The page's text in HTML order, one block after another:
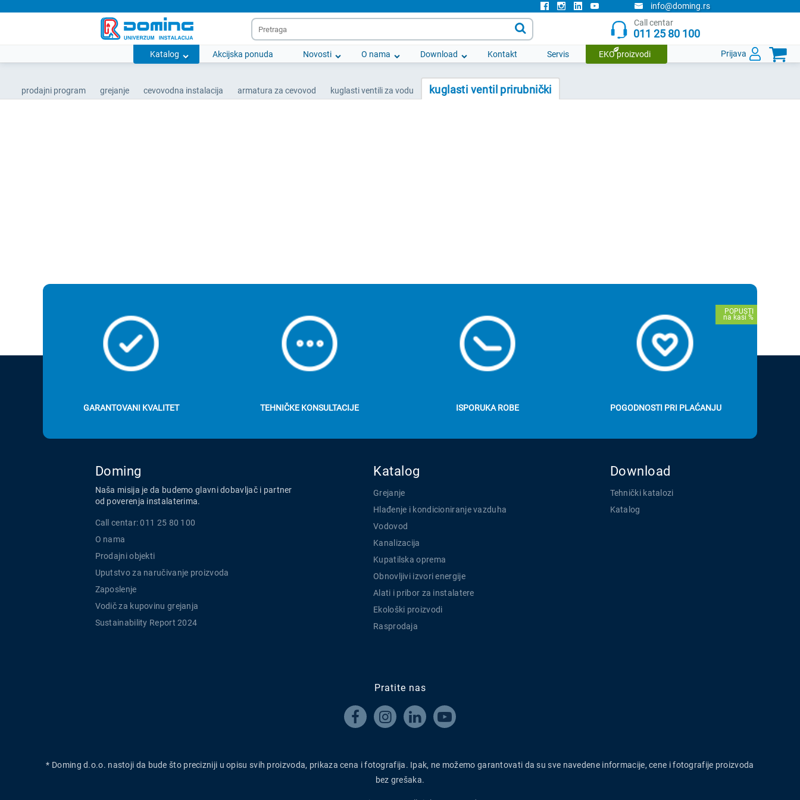
info@doming.rs
Call centar
011 25 80 100
Katalog Akcijska ponuda Novosti O nama Download Kontakt Servis EKO proizvodi Prijava 

prodajni program grejanje cevovodna instalacija armatura za cevovod kuglasti ventili za vodu kuglasti ventil prirubnički
GARANTOVANI KVALITET TEHNIČKE KONSULTACIJE ISPORUKA ROBE POGODNOSTI PRI PLAĆANJU
Doming
Naša misija je da budemo glavni dobavljač i partner
od poverenja instalaterima.
Call centar: 011 25 80 100
O nama
Prodajni objekti
Uputstvo za naručivanje proizvoda
Zaposlenje
Vodič za kupovinu grejanja
Sustainability Report 2024
Katalog
Grejanje
Hlađenje i kondicioniranje vazduha
Vodovod
Kanalizacija
Kupatilska oprema
Obnovljivi izvori energije
Alati i pribor za instalatere
Ekološki proizvodi
Rasprodaja
Download
Tehnički katalozi
Katalog
Pratite nas
   
* Doming d.o.o. nastoji da bude što precizniji u opisu svih proizvoda, prikaza cena i fotografija. Ipak, ne možemo garantovati da su sve navedene informacije, cene i fotografije proizvoda
bez grešaka.